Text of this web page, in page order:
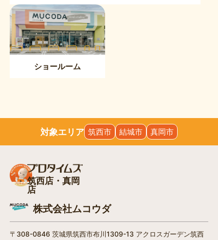
ショールーム
対象エリア 筑西市 結城市 真岡市
筑西店・真岡
店
株式会社ムコウダ
〒308-0846 茨城県筑西市布川1309-13 アクロスガーデン筑西